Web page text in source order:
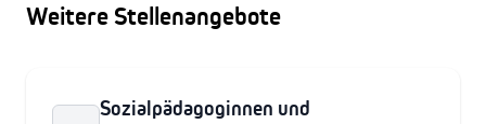
Weitere Stellenangebote
Sozialpädagoginnen und